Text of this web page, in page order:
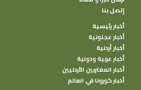
إتصل بنا
أخبار رئيسية
أخبار عجلونية
أخبار أردنية
أخبار عربية ودولية
أخبار المغتربين الأردنيين
أخبار كورونا في العالم